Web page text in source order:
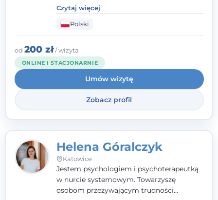
indywidualnej oraz nastolatkom od 15. roku
życia. Zależy mi, by naprawdę usłyszeć, z
czym do mnie przychodzisz, i dobrać
sposób pracy do Ciebie - bez gotowych
schematów i bez oceniania.
Czytaj więcej
Polski
od 200 zł/ wizyta
ONLINE I STACJONARNIE
Umów wizytę
Zobacz profil
Helena Góralczyk
Katowice
Jestem psychologiem i psychoterapeutką
w nurcie systemowym. Towarzyszę
osobom przeżywającym trudności